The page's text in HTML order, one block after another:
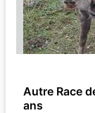
Autre Race
ans